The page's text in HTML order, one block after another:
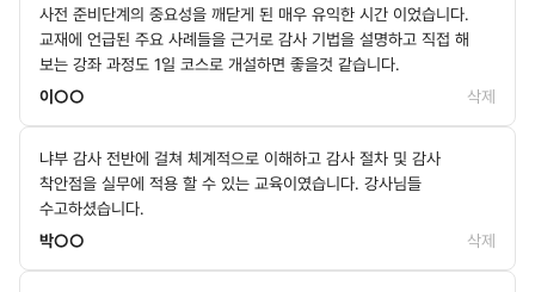
사전 준비단계의 중요성을 깨닫게 된 매우 유익한 시간 이었습니다.
교재에 언급된 주요 사례들을 근거로 감사 기법을 설명하고 직접 해
보는 강좌 과정도 1일 코스로 개설하면 좋을것 같습니다.
이○○
삭제
냐부 감사 전반에 걸쳐 체계적으로 이해하고 감사 절차 및 감사
착안점을 실무에 적용 할 수 있는 교육이였습니다. 강사님들
수고하셨습니다.
박○○
삭제